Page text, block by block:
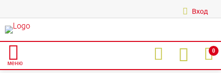
Вход
меню
0